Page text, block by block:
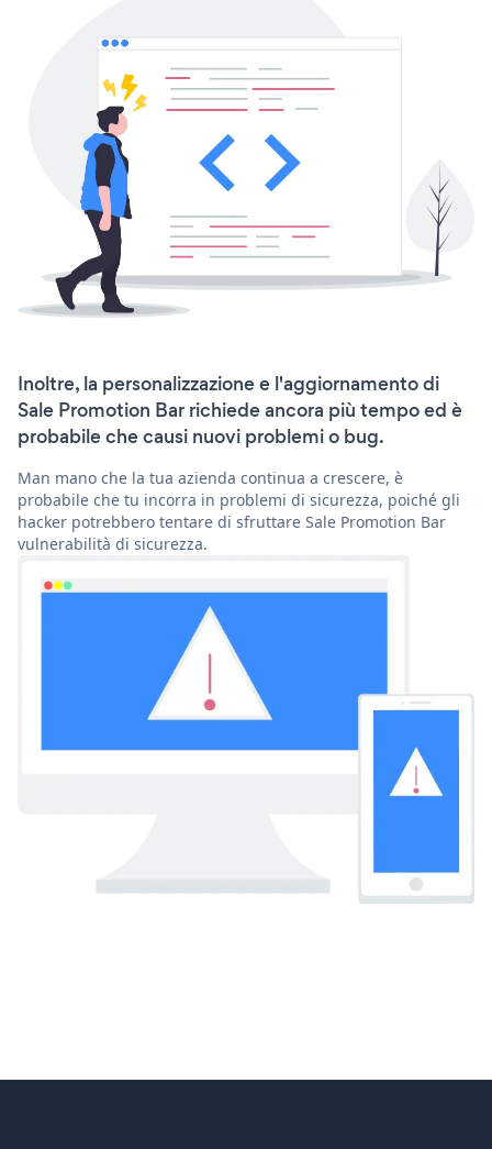
Inoltre, la personalizzazione e l'aggiornamento di
Sale Promotion Bar richiede ancora più tempo ed è
probabile che causi nuovi problemi o bug.
Man mano che la tua azienda continua a crescere, è
probabile che tu incorra in problemi di sicurezza, poiché gli
hacker potrebbero tentare di sfruttare Sale Promotion Bar
vulnerabilità di sicurezza.